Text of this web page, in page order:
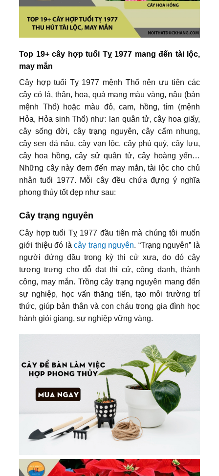
Top 19+ cây hợp tuổi Tỵ 1977 mang đến tài lộc,
may mắn
Cây hợp tuổi Tỵ 1977 mệnh Thổ nên ưu tiên các
cây có lá, thân, hoa, quả mang màu vàng, nâu (bản
mệnh Thổ) hoặc màu đỏ, cam, hồng, tím (mệnh
Hỏa, Hỏa sinh Thổ) như: lan quân tử, cây hoa giấy,
cây sống đời, cây trạng nguyên, cây cẩm nhung,
cây sen đá nâu, cây vạn lộc, cây phú quý, cây lựu,
cây hoa hồng, cây sử quân tử, cây hoàng yến…
Những cây này đem đến may mắn, tài lộc cho chủ
nhân tuổi 1977. Mỗi cây đều chứa đựng ý nghĩa
phong thủy tốt đẹp như sau:
Cây trạng nguyên
Cây hợp tuổi Tỵ 1977 đầu tiên mà chúng tôi muốn
giới thiệu đó làcây trạng nguyên. “Trạng nguyên” là
người đứng đầu trong kỳ thi cử xưa, do đó cây
tượng trưng cho đỗ đạt thi cử, công danh, thành
công, may mắn. Trồng cây trạng nguyên mang đến
sự nghiệp, học vấn thăng tiến, tạo môi trường trí
thức, giúp bản thân và con cháu trong gia đình học
hành giỏi giang, sự nghiệp vững vàng.